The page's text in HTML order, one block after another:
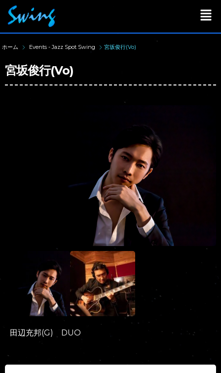
ホーム Events - Jazz Spot Swing 宮坂俊行(Vo)
宮坂俊行(Vo)
田辺充邦(G) DUO